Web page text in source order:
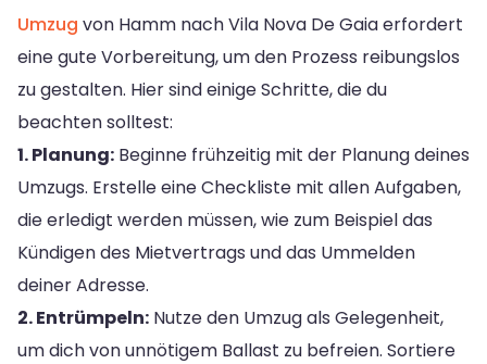
Umzug von Hamm nach Vila Nova De Gaia erfordert
eine gute Vorbereitung, um den Prozess reibungslos
zu gestalten. Hier sind einige Schritte, die du
beachten solltest:
1. Planung: Beginne frühzeitig mit der Planung deines
Umzugs. Erstelle eine Checkliste mit allen Aufgaben,
die erledigt werden müssen, wie zum Beispiel das
Kündigen des Mietvertrags und das Ummelden
deiner Adresse.
2. Entrümpeln: Nutze den Umzug als Gelegenheit,
um dich von unnötigem Ballast zu befreien. Sortiere